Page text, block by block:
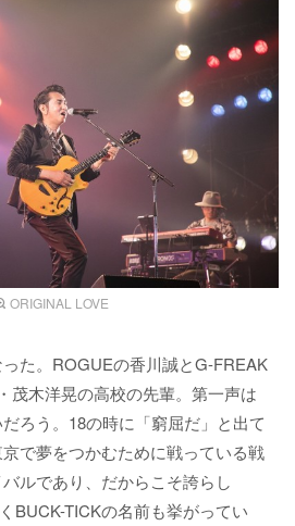
ORIGINAL LOVE
た。ROGUEの香川誠とG-FREAK
茂木洋晃の高校の先輩。第一声は
だろう。18の時に「窮屈だ」と出て
で夢をつかむために戦っている戦
ルであり、だからこそ誇らし
BUCK-TICKの名前も挙がってい